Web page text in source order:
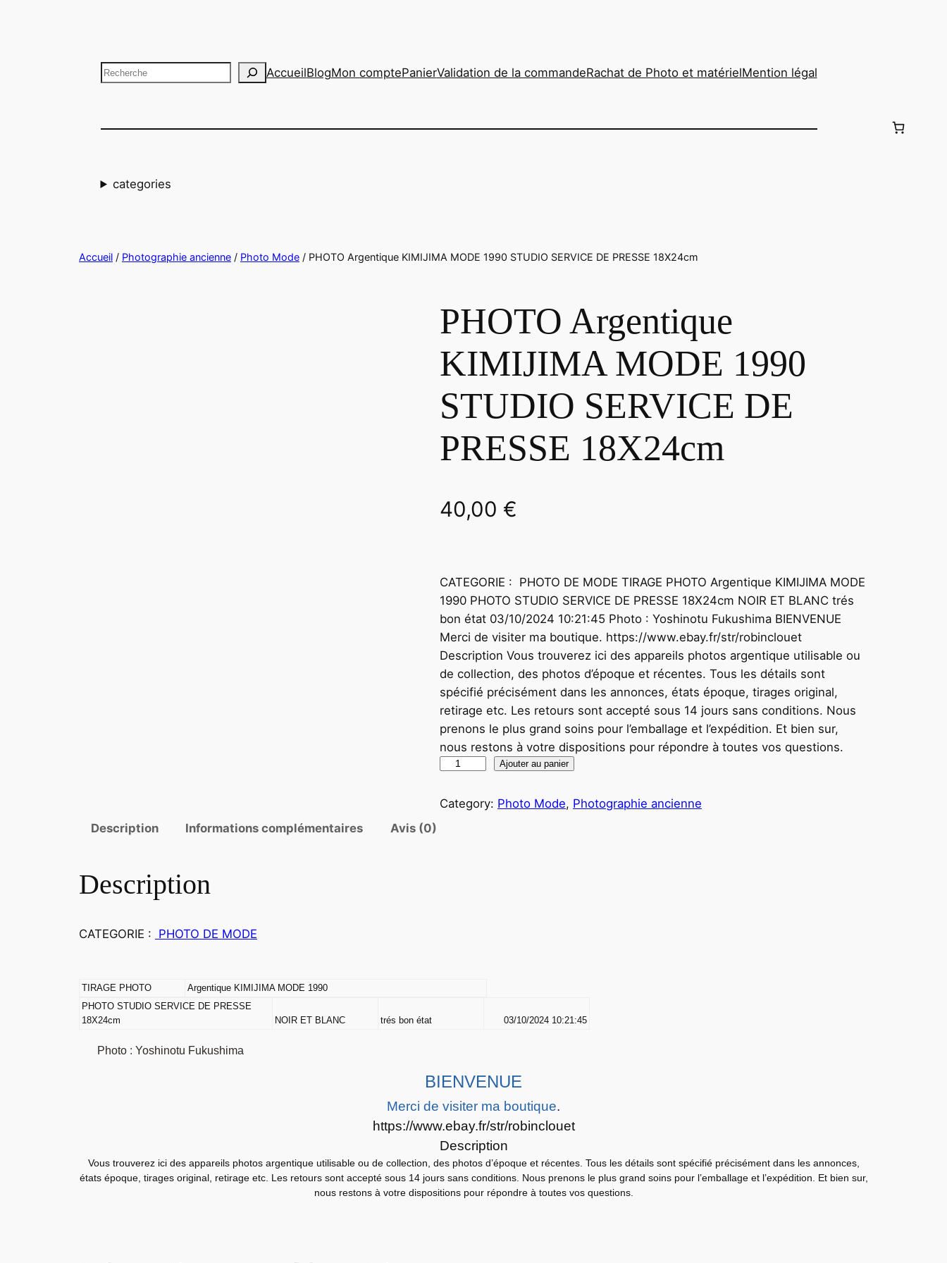
Recherche
AccueilBlogMon comptePanierValidation de la commandeRachat de Photo et matérielMention légal
categories
Accueil / Photographie ancienne / Photo Mode / PHOTO Argentique KIMIJIMA MODE 1990 STUDIO SERVICE DE PRESSE 18X24cm
PHOTO Argentique
KIMIJIMA MODE 1990
STUDIO SERVICE DE
PRESSE 18X24cm
40,00 €
CATEGORIE : PHOTO DE MODE TIRAGE PHOTO Argentique KIMIJIMA MODE
1990 PHOTO STUDIO SERVICE DE PRESSE 18X24cm NOIR ET BLANC trés
bon état 03/10/2024 10:21:45 Photo : Yoshinotu Fukushima BIENVENUE
Merci de visiter ma boutique. https://www.ebay.fr/str/robinclouet
Description Vous trouverez ici des appareils photos argentique utilisable ou
de collection, des photos d’époque et récentes. Tous les détails sont
spécifié précisément dans les annonces, états époque, tirages original,
retirage etc. Les retours sont accepté sous 14 jours sans conditions. Nous
prenons le plus grand soins pour l’emballage et l’expédition. Et bien sur,
nous restons à votre dispositions pour répondre à toutes vos questions.
a
g
n
t
i
q
u
Ajouter au panier
Category: Photo Mode, Photographie ancienne
Description
Informations complémentaires Avis (0)
Description
CATEGORIE : PHOTO DE MODE
TIRAGE PHOTO
Argentique KIMIJIMA MODE 1990
PHOTO STUDIO SERVICE DE PRESSE
18X24cm
NOIR ET BLANC trés bon état 03/10/2024 10:21:45
Photo : Yoshinotu Fukushima
BIENVENUE
Merci de visiter ma boutique.
https://www.ebay.fr/str/robinclouet
Description
Vous trouverez ici des appareils photos argentique utilisable ou de collection, des photos d’époque et récentes. Tous les détails sont spécifié précisément dans les annonces,
états époque, tirages original, retirage etc. Les retours sont accepté sous 14 jours sans conditions. Nous prenons le plus grand soins pour l’emballage et l’expédition. Et bien sur,
nous restons à votre dispositions pour répondre à toutes vos questions.